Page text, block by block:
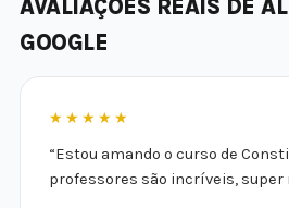
AVALIAÇÕES REAIS DE
GOOGLE
★★★★★
“Estou amando o curso de
professores são incríveis, super